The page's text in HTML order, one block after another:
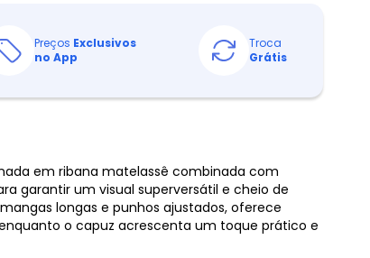
Preços Exclusivos
no App
Troca
Grátis
em ribana matelassê combinada com
garantir um visual superversátil e cheio de
longas e punhos ajustados, oferece
o capuz acrescenta um toque prático e